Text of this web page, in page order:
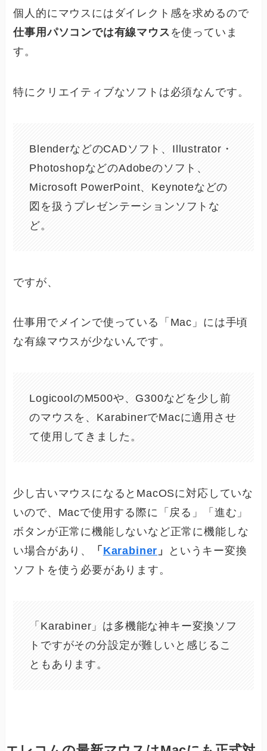
個人的にマウスにはダイレクト感を求めるので
仕事用パソコンでは有線マウス を使っていま
す。
特にクリエイティブなソフトは必須なんです。
BlenderなどのCADソフト、Illustrator・
PhotoshopなどのAdobeのソフト、
Microsoft PowerPoint、Keynoteなどの
図を扱うプレゼンテーションソフトな
ど。
ですが、
仕事用でメインで使っている「Mac」には手頃
な有線マウスが少ないんです。
LogicoolのM500や、G300などを少し前
のマウスを、KarabinerでMacに適用させ
て使用してきました。
少し古いマウスになるとMacOSに対応していな
いので、Macで使用する際に「戻る」「進む」
ボタンが正常に機能しないなど正常に機能しな
い場合があり、
「 Karabiner 」
というキー変換
ソフトを使う必要があります。
「Karabiner」は多機能な神キー変換ソフ
トですがその分設定が難しいと感じるこ
ともあります。